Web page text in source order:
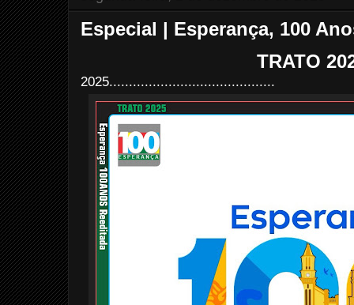
Especial | Esperança, 100
TRATO
2025..........................................